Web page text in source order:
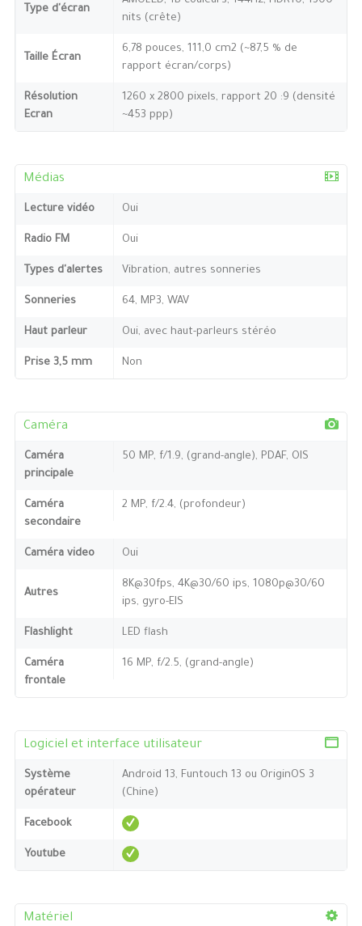
Type d'écran
nits (crête)
Taille Écran
6,78 pouces, 111,0 cm2 (~87,5 % de
rapport écran/corps)
Résolution
Ecran
1260 x 2800 pixels, rapport 20 :9 (densité
~453 ppp)
Médias
Lecture vidéo Oui
Radio FM Oui
Types d'alertes Vibration, autres sonneries
Sonneries 64, MP3, WAV
Haut parleur Oui, avec haut-parleurs stéréo
Prise 3,5 mm Non
Caméra
Caméra
principale
50 MP, f/1.9, (grand-angle), PDAF, OIS
Caméra
secondaire
2 MP, f/2.4, (profondeur)
Caméra video Oui
Autres
8K@30fps, 4K@30/60 ips, 1080p@30/60
ips, gyro-EIS
Flashlight LED flash
Caméra
frontale
16 MP, f/2.5, (grand-angle)
Logiciel et interface utilisateur
Système
opérateur
Android 13, Funtouch 13 ou OriginOS 3
(Chine)
Facebook
Youtube
Matériel